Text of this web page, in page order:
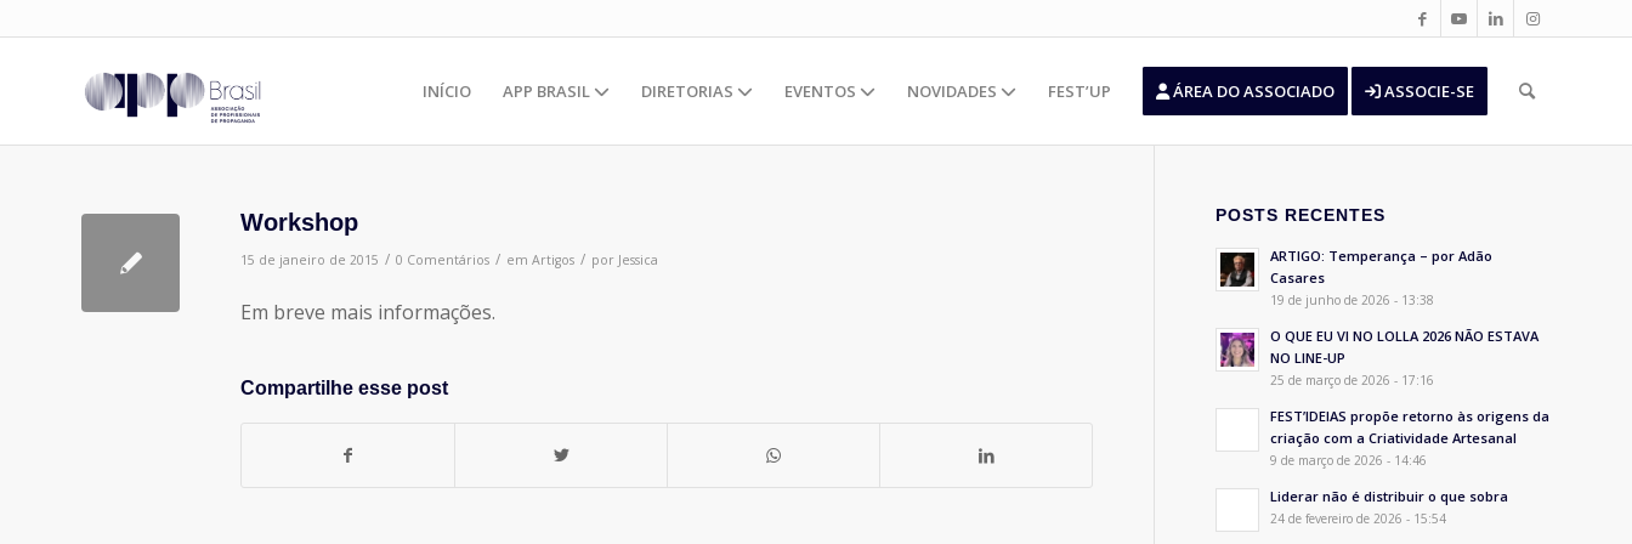
INÍCIO APP BRASIL DIRETORIAS EVENTOS NOVIDADES FEST’UP ÁREA DO ASSOCIADO ASSOCIE-SE
Workshop
15 de janeiro de 2015 / 0 Comentários / em Artigos / por Jessica
Em breve mais informações.
Compartilhe esse post
POSTS RECENTES
ARTIGO: Temperança – por Adão
Casares
19 de junho de 2026 - 13:38
O QUE EU VI NO LOLLA 2026 NÃO ESTAVA
NO LINE-UP
25 de março de 2026 - 17:16
FEST’IDEIAS propõe retorno às origens da
criação com a Criatividade Artesanal
9 de março de 2026 - 14:46
Liderar não é distribuir o que sobra
24 de fevereiro de 2026 - 15:54